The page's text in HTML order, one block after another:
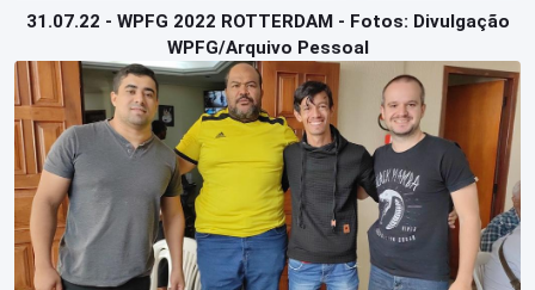
31.07.22 - WPFG 2022 ROTTERDAM - Fotos: Divulgação
WPFG/Arquivo Pessoal